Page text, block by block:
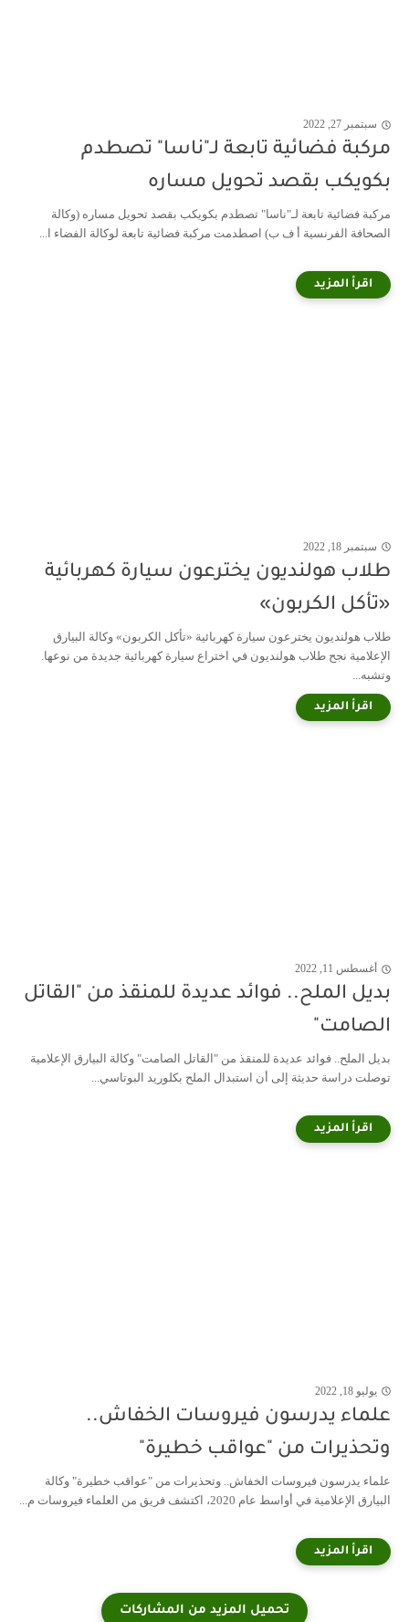
سبتمبر 27, 2022
مركبة فضائية تابعة لـ"ناسا" تصطدم
بكويكب بقصد تحويل مساره
مركبة فضائية تابعة لـ"ناسا" تصطدم بكويكب بقصد تحويل مساره (وكالة
الصحافة الفرنسية أ ف ب) اصطدمت مركبة فضائية تابعة لوكالة الفضاء ا...
سبتمبر 18, 2022
طلاب هولنديون يخترعون سيارة كهربائية
«تأكل الكربون»
طلاب هولنديون يخترعون سيارة كهربائية «تأكل الكربون» وكالة البيارق
الإعلامية نجح طلاب هولنديون في اختراع سيارة كهربائية جديدة من نوعها.
وتشبه...
أغسطس 11, 2022
بديل الملح.. فوائد عديدة للمنقذ من "القاتل
الصامت"
بديل الملح.. فوائد عديدة للمنقذ من "القاتل الصامت" وكالة البيارق الإعلامية
توصلت دراسة حديثة إلى أن استبدال الملح بكلوريد البوتاسي...
يوليو 18, 2022
علماء يدرسون فيروسات الخفاش..
وتحذيرات من "عواقب خطيرة"
علماء يدرسون فيروسات الخفاش.. وتحذيرات من "عواقب خطيرة" وكالة
البيارق الإعلامية في أواسط عام 2020، اكتشف فريق من العلماء فيروسات م...